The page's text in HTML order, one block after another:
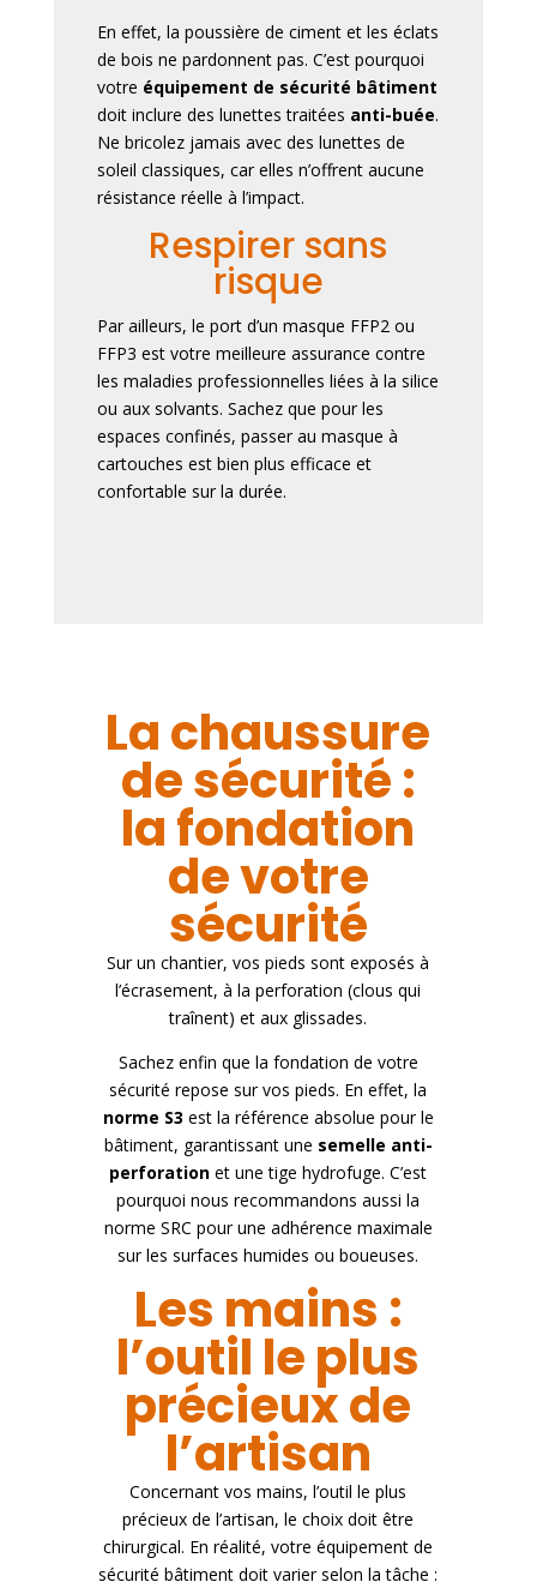
En effet, la poussière de ciment et les éclats
de bois ne pardonnent pas. C’est pourquoi
votre équipement de sécurité bâtiment
doit inclure des lunettes traitées anti-buée.
Ne bricolez jamais avec des lunettes de
soleil classiques, car elles n’offrent aucune
résistance réelle à l’impact.
Respirer sans
risque
Par ailleurs, le port d’un masque FFP2 ou
FFP3 est votre meilleure assurance contre
les maladies professionnelles liées à la silice
ou aux solvants. Sachez que pour les
espaces confinés, passer au masque à
cartouches est bien plus efficace et
confortable sur la durée.
La chaussure
de sécurité :
la fondation
de votre
sécurité
Sur un chantier, vos pieds sont exposés à
l’écrasement, à la perforation (clous qui
traînent) et aux glissades.
Sachez enfin que la fondation de votre
sécurité repose sur vos pieds. En effet, la
norme S3 est la référence absolue pour le
bâtiment, garantissant une semelle anti-
perforation et une tige hydrofuge. C’est
pourquoi nous recommandons aussi la
norme SRC pour une adhérence maximale
sur les surfaces humides ou boueuses.
Les mains :
l’outil le plus
précieux de
l’artisan
Concernant vos mains, l’outil le plus
précieux de l’artisan, le choix doit être
chirurgical. En réalité, votre équipement de
sécurité bâtiment doit varier selon la tâche :